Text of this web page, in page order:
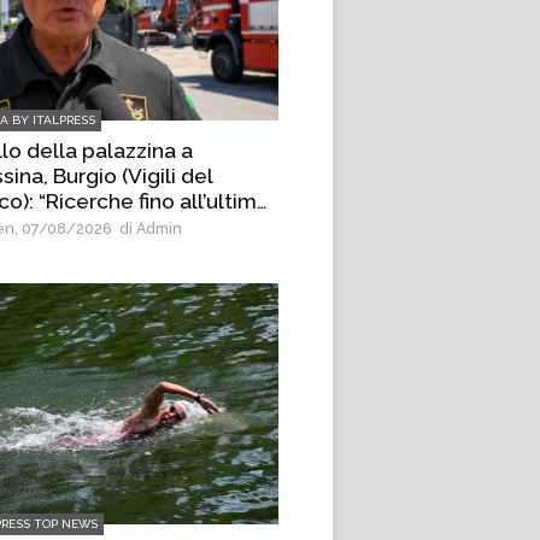
BY ITALPRESS
della palazzina a
Burgio (Vigili del
“Ricerche fino all’ultimo
di materiale”
07/08/2026 di Admin
TOP NEWS